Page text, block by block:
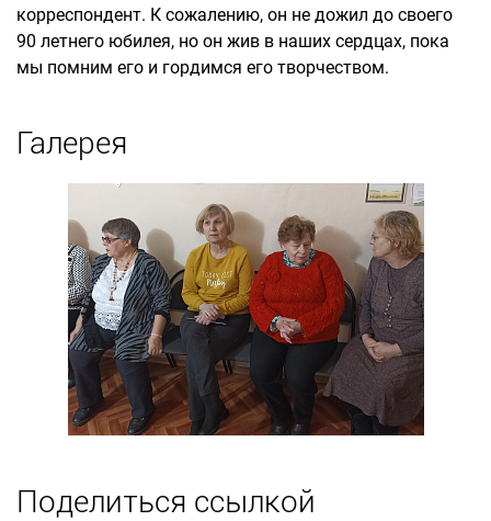
корреспондент. К сожалению, он не дожил до своего
90 летнего юбилея, но он жив в наших сердцах, пока
мы помним его и гордимся его творчеством.
Галерея
Поделиться ссылкой